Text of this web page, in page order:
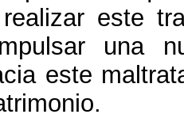
este
una
este
.